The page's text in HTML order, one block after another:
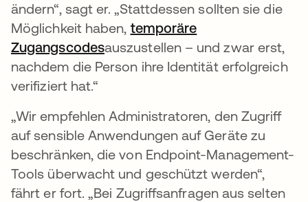
ändern“, sagt er. „Stattdessen sollten sie die
Möglichkeit haben, temporäre
Zugangscodesauszustellen – und zwar erst,
nachdem die Person ihre Identität erfolgreich
verifiziert hat.“
„Wir empfehlen Administratoren, den Zugriff
auf sensible Anwendungen auf Geräte zu
beschränken, die von Endpoint-Management-
Tools überwacht und geschützt werden“,
fährt er fort. „Bei Zugriffsanfragen aus selten